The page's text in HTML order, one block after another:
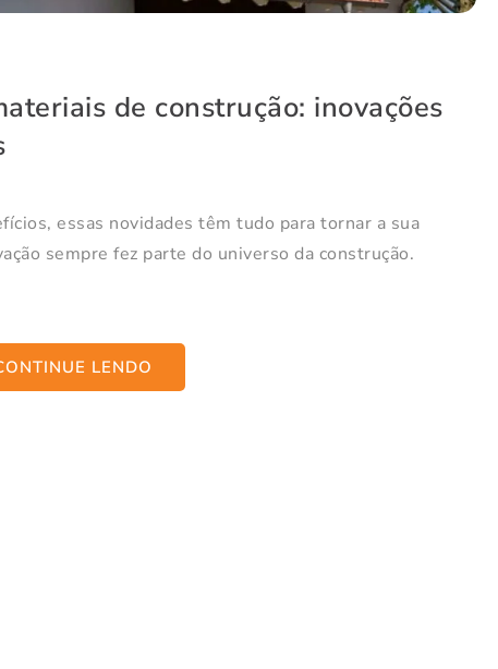
de construção: inovações
essas novidades têm tudo para tornar a sua
sempre fez parte do universo da construção.
LENDO